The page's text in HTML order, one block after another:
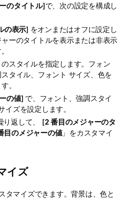
のタイトル]で、次の設定を構成し
の表示] をオンまたはオフに設定し
ーのタイトルを表示または非表示
スタイルを指定します。フォン
スタイル、フォント サイズ、色を
。
の値] で、フォント、強調スタイ
イズを設定します。
り返して、 [2 番目のメジャーのタ
目のメジャーの値」をカスタマイ
イズ
タマイズできます。背景は、色と